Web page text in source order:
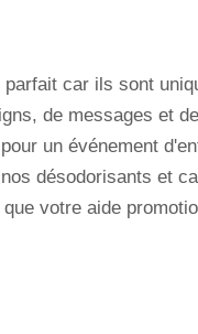
car ils sont
de messages et
un événement
désodorisants et
votre aide